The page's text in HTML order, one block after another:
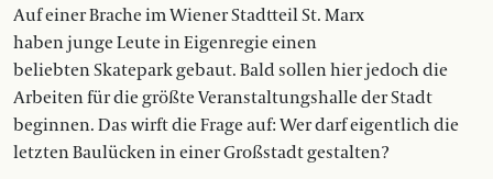
Auf einer Brache im Wiener Stadtteil St. Marx
haben junge Leute in Eigenregie einen
beliebten Skatepark gebaut. Bald sollen hier jedoch die
Arbeiten für die größte Veranstaltungshalle der Stadt
beginnen. Das wirft die Frage auf: Wer darf eigentlich die
letzten Baulücken in einer Großstadt gestalten?